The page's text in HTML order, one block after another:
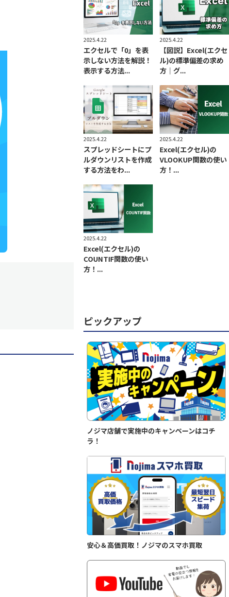
2025.4.22
エクセルで「0」を表
示しない方法を解説！
表示する方法...
2025.4.22
【図説】Excel(エクセ
ル)の標準偏差の求め
方｜グ...
2025.4.22
スプレッドシートにプ
ルダウンリストを作成
する方法をわ...
2025.4.22
Excel(エクセル)の
VLOOKUP関数の使い
方！...
2025.4.22
Excel(エクセル)の
COUNTIF関数の使い
方！...
ピックアップ
ノジマ店舗で実施中のキャンペーンはコチ
ラ！
安心＆高価買取！ノジマのスマホ買取